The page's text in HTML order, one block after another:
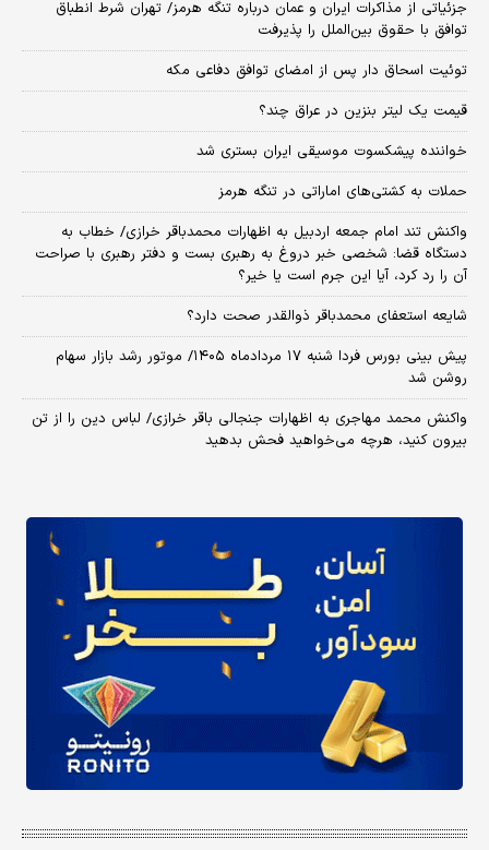
جزئیاتی از مذاکرات ایران و عمان درباره تنگه هرمز/ تهران شرط انطباق
توافق با حقوق بین‌الملل را پذیرفت
توئیت اسحاق دار پس از امضای توافق دفاعی مکه
قیمت یک لیتر بنزین در عراق چند؟
خواننده پیشکسوت موسیقی ایران بستری شد
حملات به کشتی‌های اماراتی در تنگه هرمز
واکنش تند امام جمعه اردبیل به اظهارات محمدباقر خرازی/ خطاب به
دستگاه قضا: شخصی خبر دروغ به رهبری بست و دفتر رهبری با صراحت
آن را رد کرد، آیا این جرم است یا خیر؟
شایعه استعفای محمدباقر ذوالقدر صحت دارد؟
پیش بینی بورس فردا شنبه ۱۷ مردادماه ۱۴۰۵/ موتور رشد بازار سهام
روشن شد
واکنش محمد مهاجری به اظهارات جنجالی باقر خرازی/ لباس دین را از تن
بیرون کنید، هرچه می‌خواهید فحش بدهید